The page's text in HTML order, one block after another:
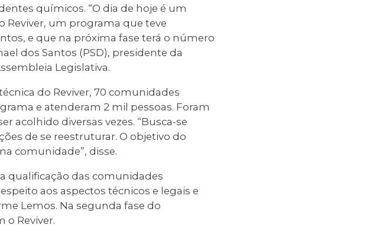
químicos. “O dia de hoje é um
Reviver, um programa que teve
e que na próxima fase terá o número
dos Santos (PSD), presidente da
Legislativa.
do Reviver, 70 comunidades
e atenderam 2 mil pessoas. Foram
acolhido diversas vezes. “Busca-se
de se reestruturar. O objetivo do
comunidade”, disse.
qualificação das comunidades
aos aspectos técnicos e legais e
Lemos. Na segunda fase do
o Reviver.